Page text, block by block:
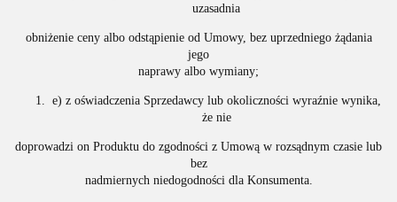
uzasadnia
obniżenie ceny albo odstąpienie od Umowy, bez uprzedniego żądania
jego
naprawy albo wymiany;
e) z oświadczenia Sprzedawcy lub okoliczności wyraźnie wynika,
że nie
doprowadzi on Produktu do zgodności z Umową w rozsądnym czasie lub
bez
nadmiernych niedogodności dla Konsumenta.